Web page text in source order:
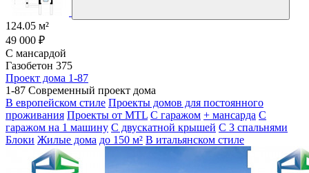
124.05 м²
49 000 ₽
С мансардой
Газобетон 375
Проект дома 1-87
1-87 Современный проект дома
В европейском стиле Проекты домов для постоянного
проживания Проекты от MTL С гаражом + мансарда С
гаражом на 1 машину С двускатной крышей С 3 спальнями
Блоки Жилые дома до 150 м² В итальянском стиле